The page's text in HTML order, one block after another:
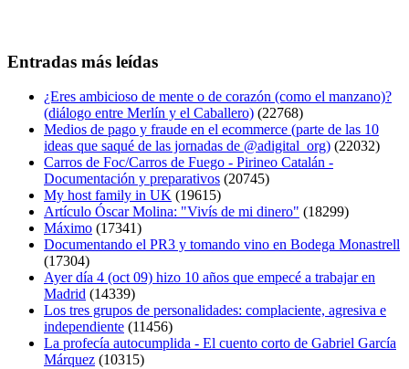
Entradas más leídas
¿Eres ambicioso de mente o de corazón (como el manzano)?
(diálogo entre Merlín y el Caballero) (22768)
Medios de pago y fraude en el ecommerce (parte de las 10
ideas que saqué de las jornadas de @adigital_org) (22032)
Carros de Foc/Carros de Fuego - Pirineo Catalán -
Documentación y preparativos (20745)
My host family in UK (19615)
Artículo Óscar Molina: "Vivís de mi dinero" (18299)
Máximo (17341)
Documentando el PR3 y tomando vino en Bodega Monastrell
(17304)
Ayer día 4 (oct 09) hizo 10 años que empecé a trabajar en
Madrid (14339)
Los tres grupos de personalidades: complaciente, agresiva e
independiente (11456)
La profecía autocumplida - El cuento corto de Gabriel García
Márquez (10315)